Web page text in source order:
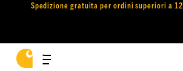
Spedizione gratuita per ordini superiori a